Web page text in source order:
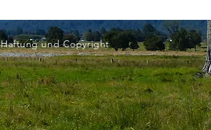
Haftung und Copyright